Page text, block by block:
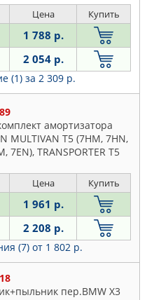
Цена Купить
1 788 р.
2 054 р.
(1) за 2 309 р.
амортизатора
MULTIVAN T5 (7HM, 7HN,
7EN), TRANSPORTER T5
T5 Kasten (7HA, 7HH,
Цена Купить
1 961 р.
2 208 р.
(7) от 1 802 р.
пер.BMW X3